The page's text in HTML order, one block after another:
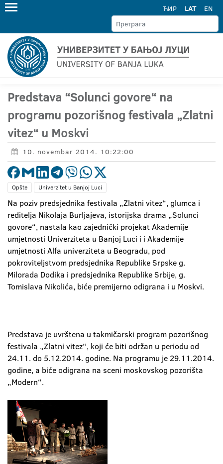
ЋИР LAT EN
Predstava “Solunci govore“ na
programu pozorišnog festivala „Zlatni
vitez“ u Moskvi
10. novembar 2014. 10:22:00
Opšte Univerzitet u Banjoj Luci
Na poziv predsjednika festivala „Zlatni vitez“, glumca i
reditelja Nikolaja Burljajeva, istorijska drama „Solunci
govore“, nastala kao zajednički projekat Akademije
umjetnosti Univerziteta u Banjoj Luci i i Akademije
umjetnosti Alfa univerziteta u Beogradu, pod
pokroviteljstvom predsjednika Republike Srpske g.
Milorada Dodika i predsjednika Republike Srbije, g.
Tomislava Nikolića, biće premijerno odigrana i u Moskvi.
Predstava je uvrštena u takmičarski program pozorišnog
festivala „Zlatni vitez“, koji će biti održan u periodu od
24.11. do 5.12.2014. godine. Na programu je 29.11.2014.
godine, a biće odigrana na sceni moskovskog pozorišta
„Modern“.